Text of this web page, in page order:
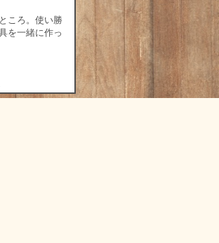
ころ。使い勝
を一緒に作っ